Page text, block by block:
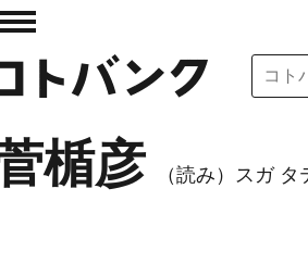
楯彦 （読み）スガ タ